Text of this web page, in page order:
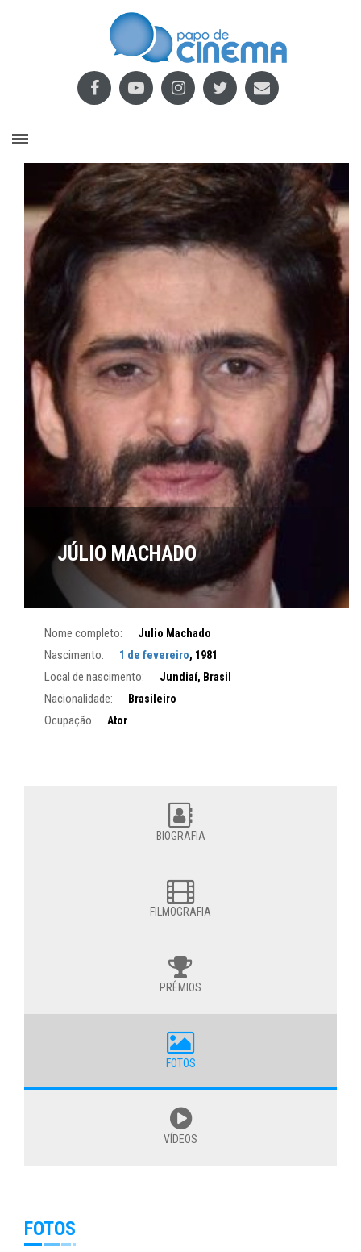
JÚLIO MACHADO
Nome completo: Julio Machado
Nascimento: 1 de fevereiro, 1981
Local de nascimento: Jundiaí, Brasil
Nacionalidade: Brasileiro
Ocupação Ator
BIOGRAFIA
FILMOGRAFIA
PRÊMIOS
FOTOS
VÍDEOS
FOTOS